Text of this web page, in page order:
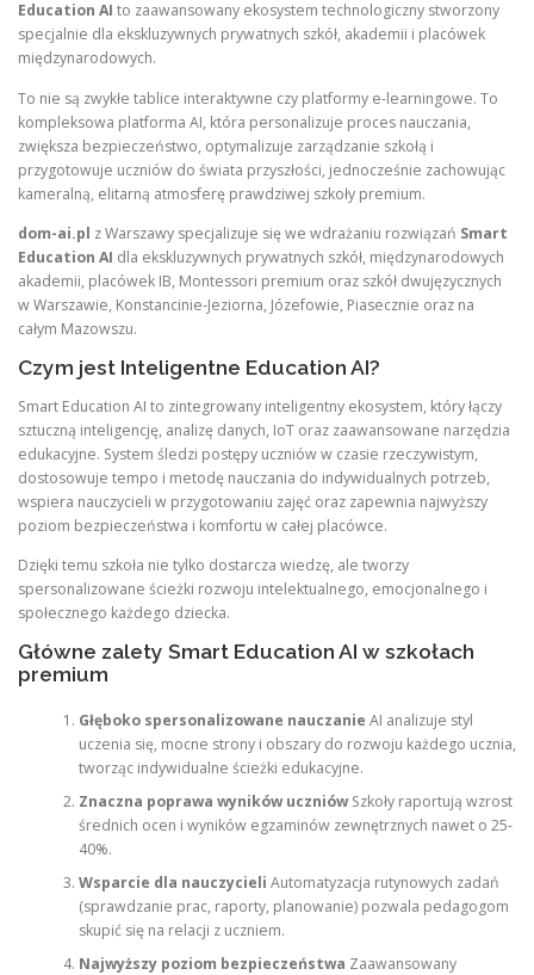
Education AI to zaawansowany ekosystem technologiczny stworzony
specjalnie dla ekskluzywnych prywatnych szkół, akademii i placówek
międzynarodowych.
To nie są zwykłe tablice interaktywne czy platformy e-learningowe. To
kompleksowa platforma AI, która personalizuje proces nauczania,
zwiększa bezpieczeństwo, optymalizuje zarządzanie szkołą i
przygotowuje uczniów do świata przyszłości, jednocześnie zachowując
kameralną, elitarną atmosferę prawdziwej szkoły premium.
dom-ai.pl z Warszawy specjalizuje się we wdrażaniu rozwiązań Smart
Education AI dla ekskluzywnych prywatnych szkół, międzynarodowych
akademii, placówek IB, Montessori premium oraz szkół dwujęzycznych
w Warszawie, Konstancinie-Jeziorna, Józefowie, Piasecznie oraz na
całym Mazowszu.
Czym jest Inteligentne Education AI?
Smart Education AI to zintegrowany inteligentny ekosystem, który łączy
sztuczną inteligencję, analizę danych, IoT oraz zaawansowane narzędzia
edukacyjne. System śledzi postępy uczniów w czasie rzeczywistym,
dostosowuje tempo i metodę nauczania do indywidualnych potrzeb,
wspiera nauczycieli w przygotowaniu zajęć oraz zapewnia najwyższy
poziom bezpieczeństwa i komfortu w całej placówce.
Dzięki temu szkoła nie tylko dostarcza wiedzę, ale tworzy
spersonalizowane ścieżki rozwoju intelektualnego, emocjonalnego i
społecznego każdego dziecka.
Główne zalety Smart Education AI w szkołach
premium
Głęboko spersonalizowane nauczanie AI analizuje styl
uczenia się, mocne strony i obszary do rozwoju każdego ucznia,
tworząc indywidualne ścieżki edukacyjne.
Znaczna poprawa wyników uczniówSzkoły raportują wzrost
średnich ocen i wyników egzaminów zewnętrznych nawet o 25-
40%.
Wsparcie dla nauczycieli Automatyzacja rutynowych zadań
(sprawdzanie prac, raporty, planowanie) pozwala pedagogom
skupić się na relacji z uczniem.
Najwyższy poziom bezpieczeństwa Zaawansowany